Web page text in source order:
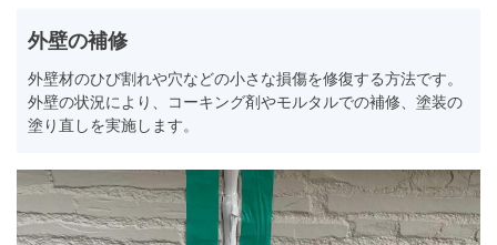
外壁の補修
外壁材のひび割れや穴などの小さな損傷を修復する方法です。
外壁の状況により、コーキング剤やモルタルでの補修、塗装の
塗り直しを実施します。